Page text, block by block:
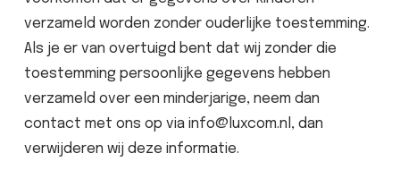
verzameld worden zonder ouderlijke toestemming.
Als je er van overtuigd bent dat wij zonder die
toestemming persoonlijke gegevens hebben
verzameld over een minderjarige, neem dan
contact met ons op via info@luxcom.nl, dan
verwijderen wij deze informatie.